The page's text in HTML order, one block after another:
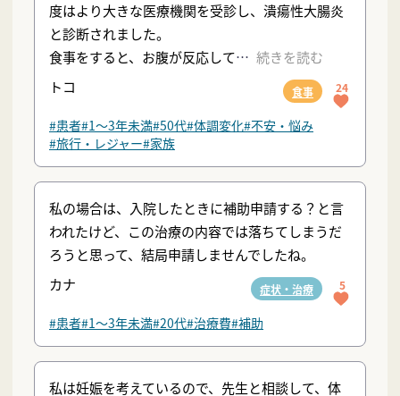
度はより大きな医療機関を受診し、潰瘍性大腸炎
と診断されました。
食事をすると、お腹が反応して
続きを読む
トコ
食事 24
#患者#1〜3年未満#50代#体調変化#不安・悩み
#旅行・レジャー#家族
私の場合は、入院したときに補助申請する？と言
われたけど、この治療の内容では落ちてしまうだ
ろうと思って、結局申請しませんでしたね。
カナ
症状・治療 5
#患者#1〜3年未満#20代#治療費#補助
私は妊娠を考えているので、先生と相談して、体